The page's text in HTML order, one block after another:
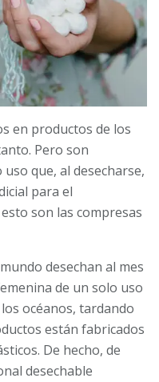
en productos de los
Pero son
que, al desecharse,
para el
son las compresas
desechan al mes
de un solo uso
océanos, tardando
están fabricados
De hecho, de
desechable